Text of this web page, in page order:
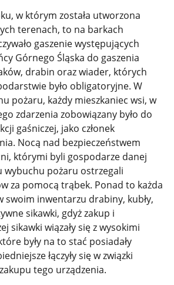
w którym została utworzona
terenach, to na barkach
gaszenie występujących
Górnego Śląska do gaszenia
drabin oraz wiader, których
było obligatoryjne. W
pożaru, każdy mieszkaniec wsi, w
zdarzenia zobowiązany było do
gaśniczej, jako członek
Nocą nad bezpieczeństwem
którymi byli gospodarze danej
wybuchu pożaru ostrzegali
za pomocą trąbek. Ponad to każda
swoim inwentarzu drabiny, kubły,
sikawki, gdyż zakup i
sikawki wiązały się z wysokimi
były na to stać posiadały
łączyły się w związki
tego urządzenia.